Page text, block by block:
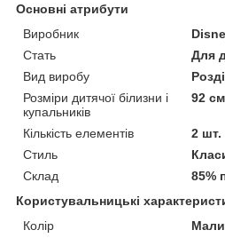
Основні атрибути
Виробник
Стать
Для
Вид виробу
Розміри дитячої білизни і
купальників
92
Кількість елементів
2 шт.
Стиль
Склад
85%
Користувальницькі
Колір